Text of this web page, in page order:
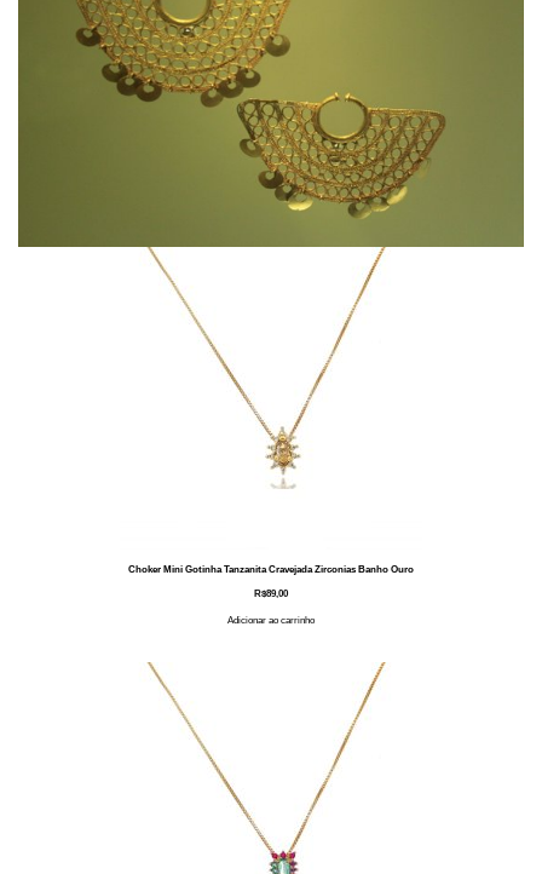
Choker Mini Gotinha Tanzanita Cravejada Zirconias Banho Ouro
R$89,00
Adicionar ao carrinho